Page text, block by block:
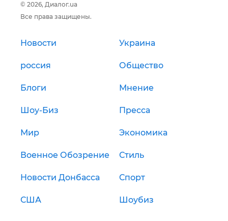
© 2026, Диалог.ua
Все права защищены.
Новости Украина
россия Общество
Блоги Мнение
Шоу-Биз Пресса
Мир Экономика
Военное Обозрение Стиль
Новости Донбасса Спорт
США Шоубиз